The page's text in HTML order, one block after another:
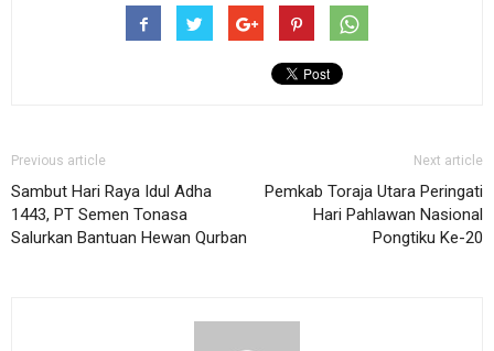
Previous article
Sambut Hari Raya Idul Adha
1443, PT Semen Tonasa
Salurkan Bantuan Hewan Qurban
Next article
Pemkab Toraja Utara Peringati
Hari Pahlawan Nasional
Pongtiku Ke-20